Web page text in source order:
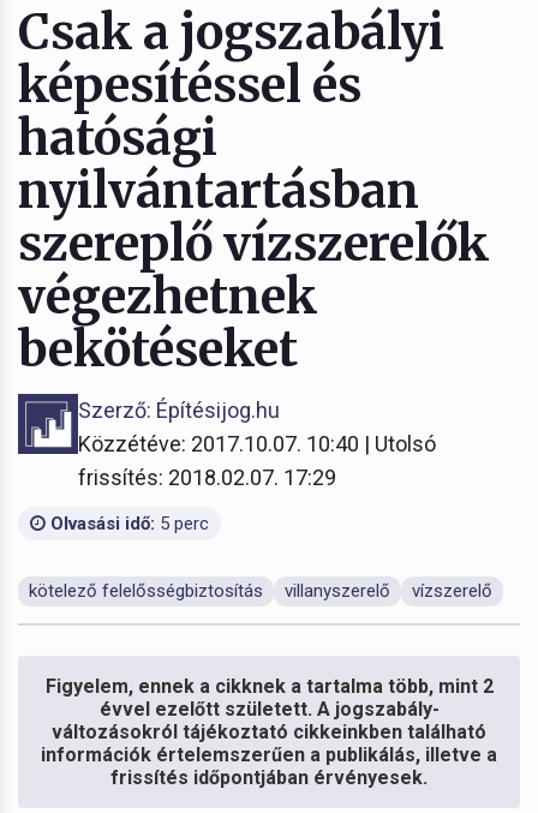
Csak a jogszabályi
képesítéssel és
hatósági
nyilvántartásban
szereplő vízszerelők
végezhetnek
bekötéseket
Szerző: Építésijog.hu
Közzétéve: 2017.10.07. 10:40 | Utolsó
frissítés: 2018.02.07. 17:29
Olvasási idő: 5 perc
kötelező felelősségbiztosítás villanyszerelő vízszerelő
Figyelem, ennek a cikknek a tartalma több, mint 2
évvel ezelőtt született. A jogszabály-
változásokról tájékoztató cikkeinkben található
információk értelemszerűen a publikálás, illetve a
frissítés időpontjában érvényesek.